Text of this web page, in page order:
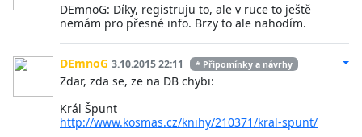
DEmnoG: Díky, registruju to, ale v ruce to ještě
nemám pro přesné info. Brzy to ale nahodím.
DEmnoG 3.10.2015 22:11 * Připomínky a návrhy
Zdar, zda se, ze na DB chybi:
Král Špunt
http://www.kosmas.cz/knihy/210371/kral-spunt/